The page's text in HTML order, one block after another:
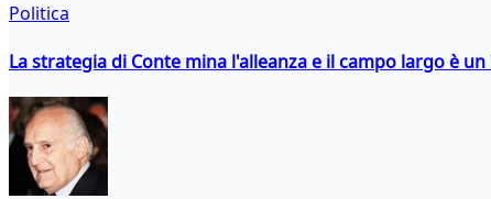
Politica
La strategia di Conte mina l'alleanza e il campo largo è